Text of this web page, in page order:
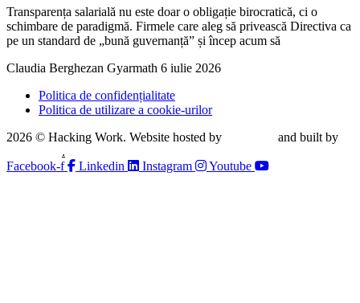
Transparența salarială nu este doar o obligație birocratică, ci o
schimbare de paradigmă. Firmele care aleg să privească Directiva ca
pe un standard de „bună guvernanță” și încep acum să
Claudia Berghezan Gyarmath 6 iulie 2026
Politica de confidențialitate
Politica de utilizare a cookie-urilor
2026 © Hacking Work. Website hosted by
and built by
.
Facebook-f
Linkedin Instagram Youtube